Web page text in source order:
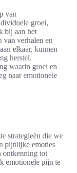
van
groei,
bij aan het
van verhalen en
elkaar, kunnen
herstel.
waarin groei en
naar emotionele
strategieën die we
pijnlijke emoties
ontkenning tot
emotionele pijn te